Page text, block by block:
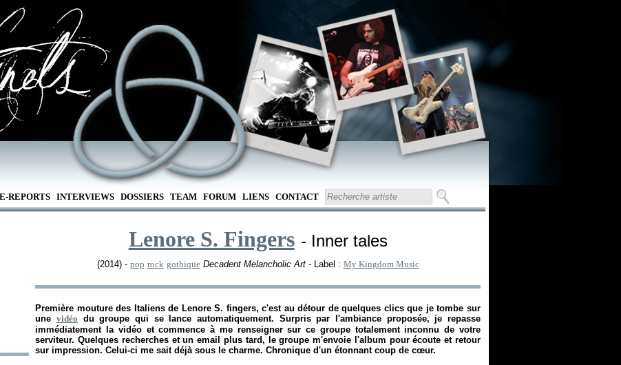
REPORTS INTERVIEWS DOSSIERS TEAM FORUM LIENS CONTACT
Lenore S. Fingers - Inner tales
(2014) - pop rock gothique Decadent Melancholic Art- Label : My Kingdom Music
Première mouture des Italiens de Lenore S. fingers, c'est au détour de quelques clics que je tombe sur
unevidéo du groupe qui se lance automatiquement. Surpris par l'ambiance proposée, je repasse
immédiatement la vidéo et commence à me renseigner sur ce groupe totalement inconnu de votre
serviteur. Quelques recherches et un email plus tard, le groupe m'envoie l'album pour écoute et retour
sur impression. Celui-ci me sait déjà sous le charme. Chronique d'un étonnant coup de cœur.